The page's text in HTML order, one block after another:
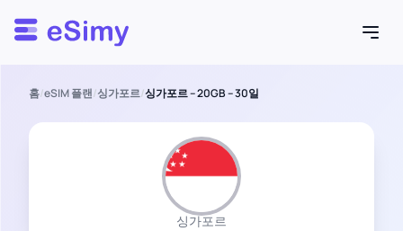
Esimy
홈/eSIM 플랜/싱가포르/싱가포르 – 20GB – 30일
싱가포르